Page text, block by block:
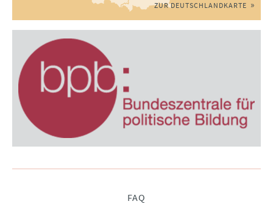
ZUR DEUTSCHLANDKARTE
FAQ